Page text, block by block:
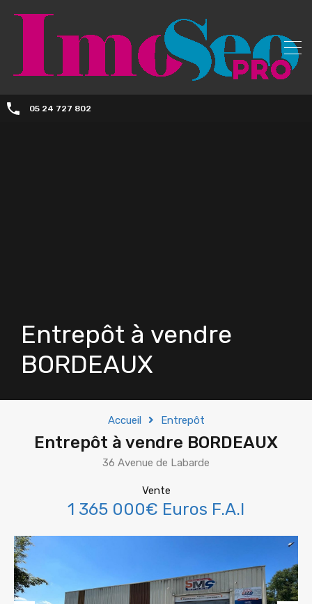
05 24 727 802
Entrepôt à vendre
BORDEAUX
Accueil Entrepôt
Entrepôt à vendre BORDEAUX
36 Avenue de Labarde
Vente
1 365 000€ Euros F.A.I